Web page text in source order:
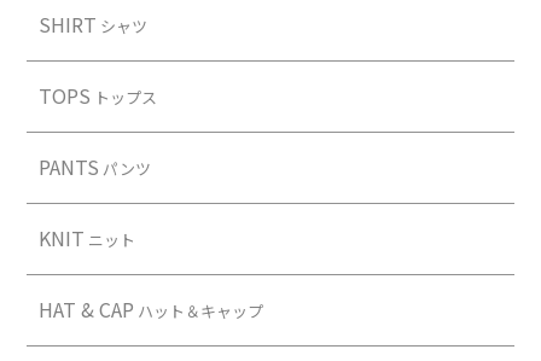
SHIRT シャツ
TOPS トップス
PANTS パンツ
KNIT ニット
HAT & CAP ハット＆キャップ